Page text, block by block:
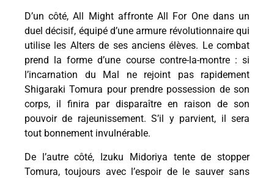
D’un côté, All Might affronte All For One dans un
duel décisif, équipé d’une armure révolutionnaire qui
utilise les Alters de ses anciens élèves. Le combat
prend la forme d’une course contre-la-montre : si
l’incarnation du Mal ne rejoint pas rapidement
Shigaraki Tomura pour prendre possession de son
corps, il finira par disparaître en raison de son
pouvoir de rajeunissement. S’il y parvient, il sera
tout bonnement invulnérable.
De l’autre côté, Izuku Midoriya tente de stopper
Tomura, toujours avec l’espoir de le sauver sans